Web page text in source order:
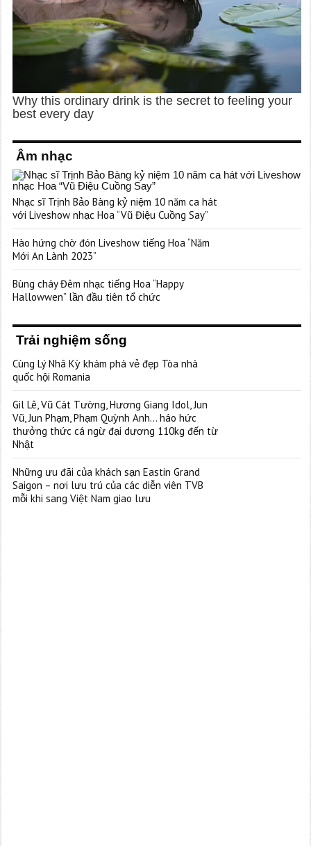
Âm nhạc
Nhạc sĩ Trịnh Bảo Bàng kỷ niệm 10 năm ca hát
với Liveshow nhạc Hoa “Vũ Điệu Cuồng Say”
Hào hứng chờ đón Liveshow tiếng Hoa “Năm
Mới An Lành 2023”
Bùng cháy Đêm nhạc tiếng Hoa “Happy
Hallowwen” lần đầu tiên tổ chức
Trải nghiệm sống
Cùng Lý Nhã Kỳ khám phá vẻ đẹp Tòa nhà
quốc hội Romania
Gil Lê, Vũ Cát Tường, Hương Giang Idol, Jun
Vũ, Jun Phạm, Phạm Quỳnh Anh… háo hức
thưởng thức cá ngừ đại dương 110kg đến từ
Nhật
Những ưu đãi của khách sạn Eastin Grand
Saigon – nơi lưu trú của các diễn viên TVB
mỗi khi sang Việt Nam giao lưu